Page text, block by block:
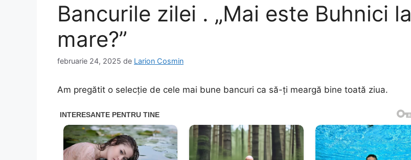
Bancurile zilei . „Mai este Buhnici la
mare?”
februarie 24, 2025 de Larion Cosmin
Am pregătit o selecție de cele mai bune bancuri ca să-ți meargă bine toată ziua.